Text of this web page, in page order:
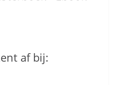
af bij: